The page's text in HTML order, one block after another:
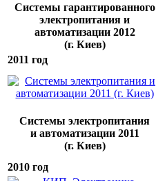
Системы гарантированного
электропитания и
автоматизации 2012
(г. Киев)
2011 год
Системы электропитания
и автоматизации 2011
(г. Киев)
2010 год